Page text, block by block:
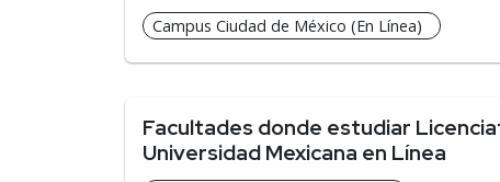
Campus Ciudad de México (En Línea)
Facultades donde estudiar
Universidad Mexicana en Línea